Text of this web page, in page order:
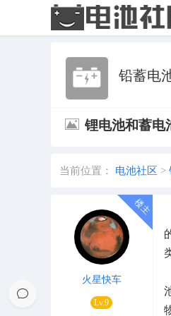
铅蓄电
锂电池和蓄电
当前位置： 电池社区 >
火星快车
Lv.9